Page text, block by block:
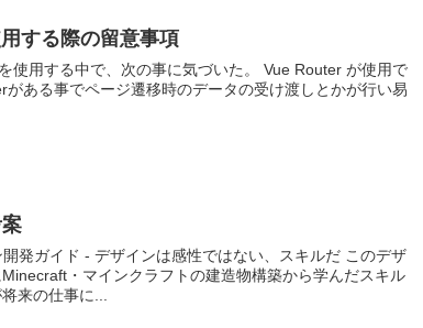
する際の留意事項
使用する中で、次の事に気づいた。 Vue Router が使用で
ある事でページ遷移時のデータの受け渡しとかが行い易
発ガイド - デザインは感性ではない、スキルだ このデザ
・マインクラフトの建造物構築から学んだスキル
来の仕事に...